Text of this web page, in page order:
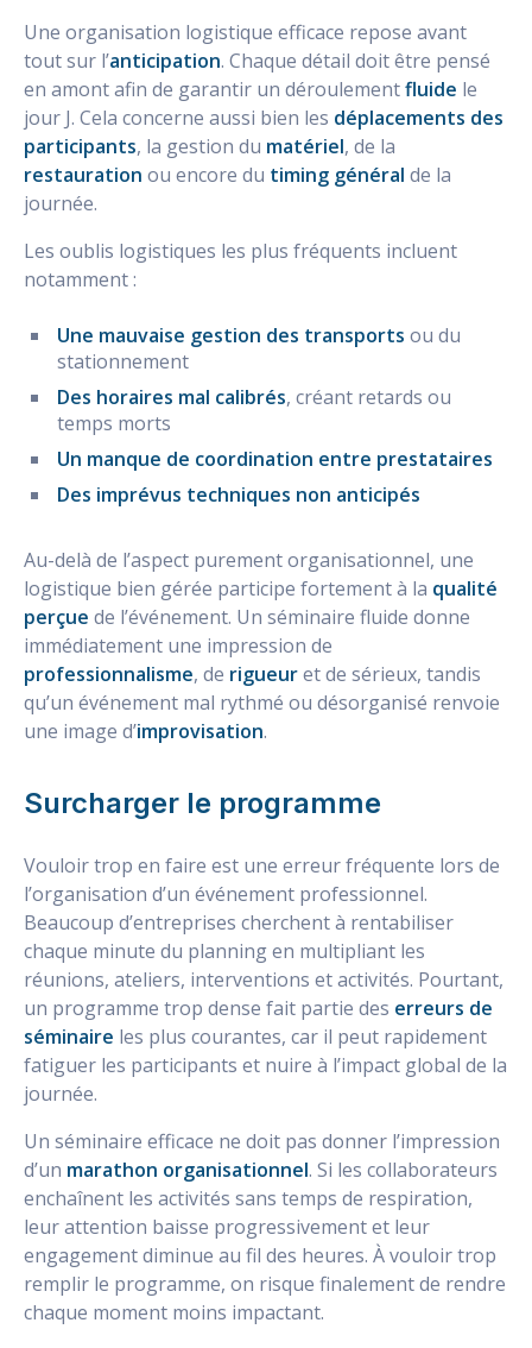
Une organisation logistique efficace repose avant
tout sur l’anticipation. Chaque détail doit être pensé
en amont afin de garantir un déroulementfluide le
jour J. Cela concerne aussi bien les déplacements des
participants, la gestion du matériel, de la
restauration ou encore du timing général de la
journée.
Les oublis logistiques les plus fréquents incluent
notamment :
Une mauvaise gestion des transports ou du
stationnement
Des horaires mal calibrés, créant retards ou
temps morts
Un manque de coordination entre prestataires
Des imprévus techniques non anticipés
Au-delà de l’aspect purement organisationnel, une
logistique bien gérée participe fortement à la qualité
perçue de l’événement. Un séminaire fluide donne
immédiatement une impression de
professionnalisme, de rigueuret de sérieux, tandis
qu’un événement mal rythmé ou désorganisé renvoie
une image d’improvisation.
Surcharger le programme
Vouloir trop en faire est une erreur fréquente lors de
l’organisation d’un événement professionnel.
Beaucoup d’entreprises cherchent à rentabiliser
chaque minute du planning en multipliant les
réunions, ateliers, interventions et activités. Pourtant,
un programme trop dense fait partie des erreurs de
séminaire les plus courantes, car il peut rapidement
fatiguer les participants et nuire à l’impact global de la
journée.
Un séminaire efficace ne doit pas donner l’impression
d’un marathon organisationnel. Si les collaborateurs
enchaînent les activités sans temps de respiration,
leur attention baisse progressivement et leur
engagement diminue au fil des heures. À vouloir trop
remplir le programme, on risque finalement de rendre
chaque moment moins impactant.